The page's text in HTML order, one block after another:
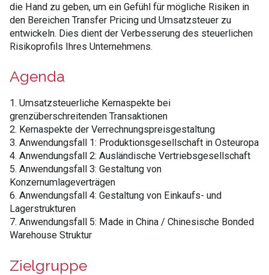
die Hand zu geben, um ein Gefühl für mögliche Risiken in
den Bereichen Transfer Pricing und Umsatzsteuer zu
entwickeln. Dies dient der Verbesserung des steuerlichen
Risikoprofils Ihres Unternehmens.
Agenda
1. Umsatzsteuerliche Kernaspekte bei
grenzüberschreitenden Transaktionen
2. Kernaspekte der Verrechnungspreisgestaltung
3. Anwendungsfall 1: Produktionsgesellschaft in Osteuropa
4. Anwendungsfall 2: Ausländische Vertriebsgesellschaft
5. Anwendungsfall 3: Gestaltung von
Konzernumlageverträgen
6. Anwendungsfall 4: Gestaltung von Einkaufs- und
Lagerstrukturen
7. Anwendungsfall 5: Made in China / Chinesische Bonded
Warehouse Struktur
Zielgruppe